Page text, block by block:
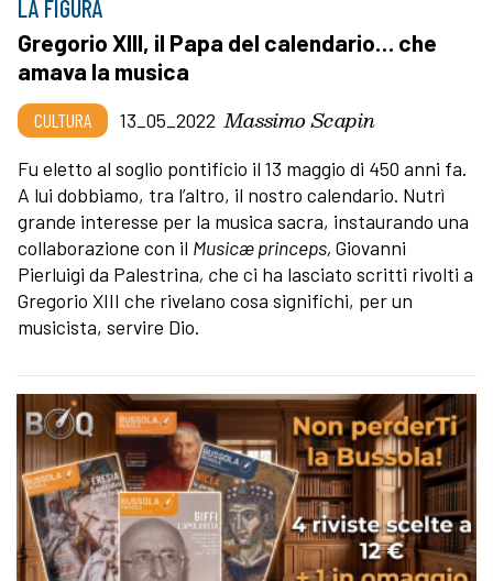
LA FIGURA
Gregorio XIII, il Papa del calendario… che
amava la musica
CULTURA 13_05_2022 Massimo Scapin
Fu eletto al soglio pontificio il 13 maggio di 450 anni fa.
A lui dobbiamo, tra l’altro, il nostro calendario. Nutrì
grande interesse per la musica sacra, instaurando una
collaborazione con il Musicæprinceps, Giovanni
Pierluigi da Palestrina, che ci ha lasciato scritti rivolti a
Gregorio XIII che rivelano cosa significhi, per un
musicista, servire Dio.